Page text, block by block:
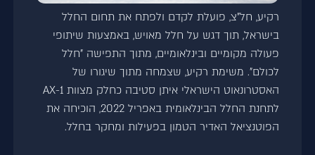
רקיע, חל"צ, פועלת לקדם ולפתח את תחום החלל
בישראל, תוך דגש על חלל מאויש, באמצעות שיתופי
פעולה מקומיים ובינלאומיים, מתוך התפישה "חלל
לכולם". משימת רקיע, שצמחה מתוך שיגורו של
האסטרונאוט הישראלי איתן סטיבה כחלק מצוות AX-1
לתחנת החלל הבינלאומית באפריל 2022, הוכיחה את
הפוטנציאל האדיר הטמון בפעילות ומחקר בחלל.